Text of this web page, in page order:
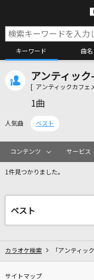
キーワード 曲名
カ
BUMP OF CHICKEN
あなたのキスを数
アンティッ
[ アンティックカフェ
1曲
人気曲 ベスト
コンテンツ サービス
1件見つかりました。
ベスト
カラオケ検索 「アンティッ
サイトマップ